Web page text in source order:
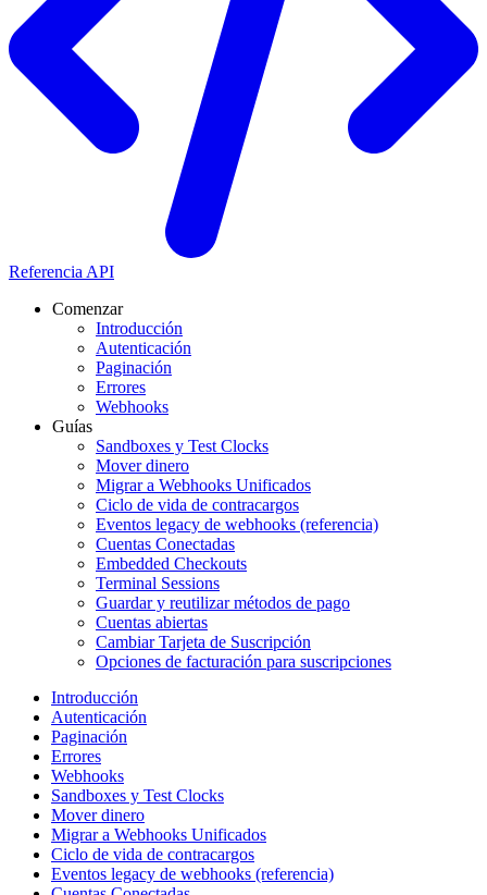
Referencia API
Comenzar
Introducción
Autenticación
Paginación
Errores
Webhooks
Guías
Sandboxes y Test Clocks
Mover dinero
Migrar a Webhooks Unificados
Ciclo de vida de contracargos
Eventos legacy de webhooks (referencia)
Cuentas Conectadas
Embedded Checkouts
Terminal Sessions
Guardar y reutilizar métodos de pago
Cuentas abiertas
Cambiar Tarjeta de Suscripción
Opciones de facturación para suscripciones
Introducción
Autenticación
Paginación
Errores
Webhooks
Sandboxes y Test Clocks
Mover dinero
Migrar a Webhooks Unificados
Ciclo de vida de contracargos
Eventos legacy de webhooks (referencia)